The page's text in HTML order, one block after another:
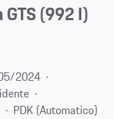
(992 I)
2024
PDK (Automatico)